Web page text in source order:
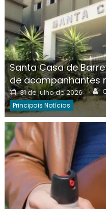
Santa Casa de
de acompanhantes
Posted
on
31 de julho de 2026
Principais Notícias